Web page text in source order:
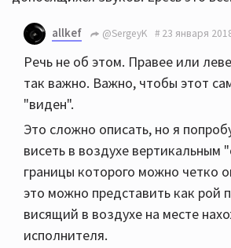
allkef @SergeyK 23 января
Речь не об этом. Правее или
так важно. Важно, чтобы этот
"виден".
Это сложно описать, но я
висеть в воздухе вертикальным
границы которого можно четко
это можно представить как рой
висящий в воздухе на месте
исполнителя.